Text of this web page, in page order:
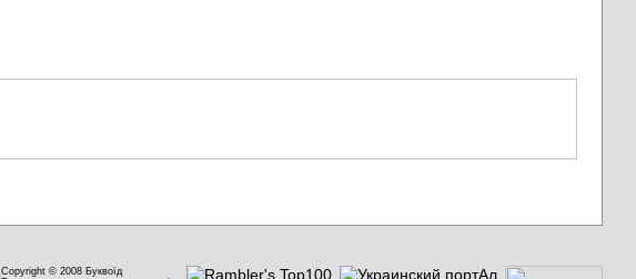
Copyright © 2008 Буквоїд